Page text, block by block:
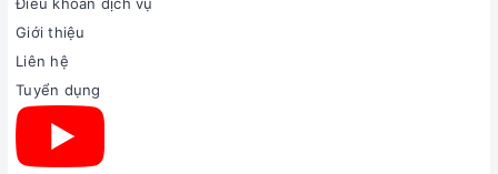
Giới thiệu
Liên hệ
Tuyển dụng